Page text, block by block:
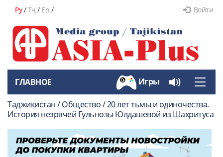
Ру/Тҷ/ En / Войти
Toggle
ГЛАВНОЕ Игры
Таджикистан / Общество / 20 лет тьмы и одиночества.
История незрячей Гульнозы Юлдашевой из Шахритуса